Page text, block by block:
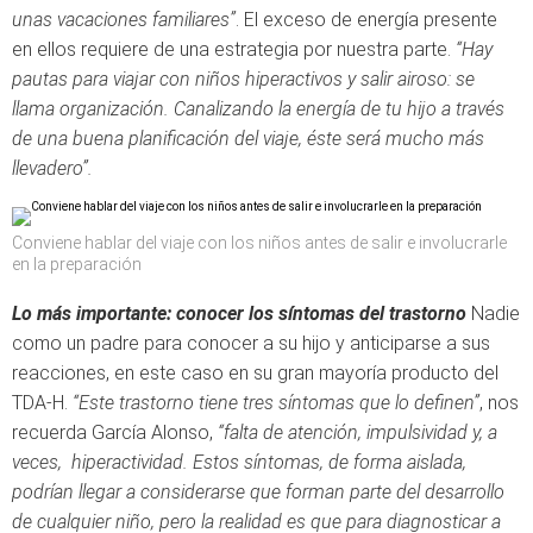
unas vacaciones familiares”. El exceso de energía presente
en ellos requiere de una estrategia por nuestra parte. “Hay
pautas para viajar con niños hiperactivos y salir airoso: se
llama organización. Canalizando la energía de tu hijo a través
de una buena planificación del viaje, éste será mucho más
llevadero”.
Conviene hablar del viaje con los niños antes de salir e involucrarle
en la preparación
Lo más importante: conocer los síntomas del trastorno Nadie
como un padre para conocer a su hijo y anticiparse a sus
reacciones, en este caso en su gran mayoría producto del
TDA-H. “Este trastorno tiene tres síntomas que lo definen”, nos
recuerda García Alonso, “falta de atención, impulsividad y, a
veces, hiperactividad. Estos síntomas, de forma aislada,
podrían llegar a considerarse que forman parte del desarrollo
de cualquier niño, pero la realidad es que para diagnosticar a